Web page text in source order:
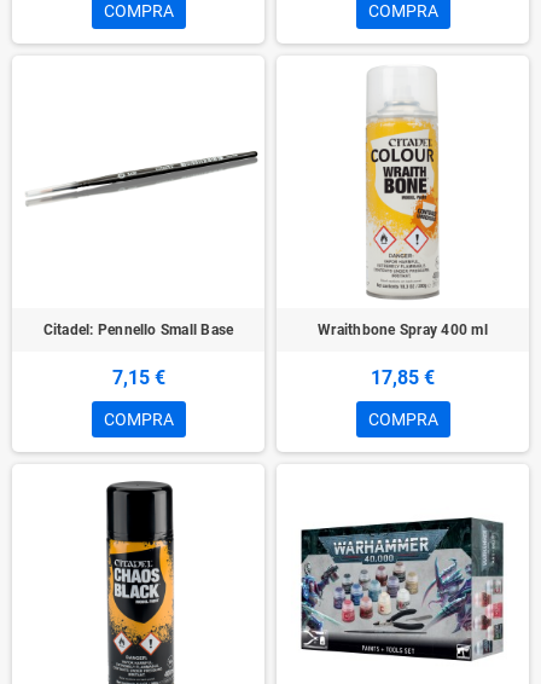
COMPRA COMPRA
Citadel: Pennello Small Base
7,15 €
COMPRA
Wraithbone Spray 400 ml
17,85 €
COMPRA